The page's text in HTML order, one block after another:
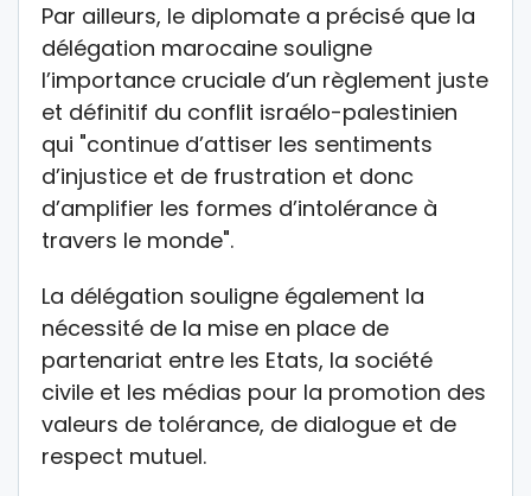
Par ailleurs, le diplomate a précisé que la
délégation marocaine souligne
l’importance cruciale d’un règlement juste
et définitif du conflit israélo-palestinien
qui "continue d’attiser les sentiments
d’injustice et de frustration et donc
d’amplifier les formes d’intolérance à
travers le monde".
La délégation souligne également la
nécessité de la mise en place de
partenariat entre les Etats, la société
civile et les médias pour la promotion des
valeurs de tolérance, de dialogue et de
respect mutuel.